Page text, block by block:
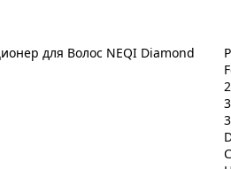
для Волос NEQI Diamond
2